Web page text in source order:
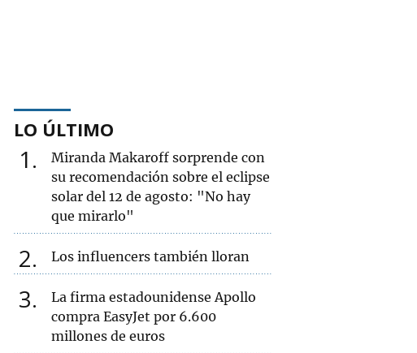
LO ÚLTIMO
1
Miranda Makaroff sorprende con
su recomendación sobre el eclipse
solar del 12 de agosto: "No hay
que mirarlo"
2 Los influencers también lloran
3
La firma estadounidense Apollo
compra EasyJet por 6.600
millones de euros